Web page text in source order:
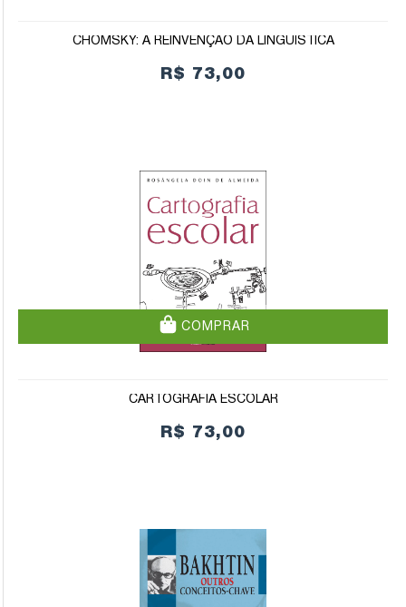
CHOMSKY: A REINVENÇÃO DA LINGUÍSTICA
R$ 73,00
COMPRAR
CARTOGRAFIA ESCOLAR
R$ 73,00